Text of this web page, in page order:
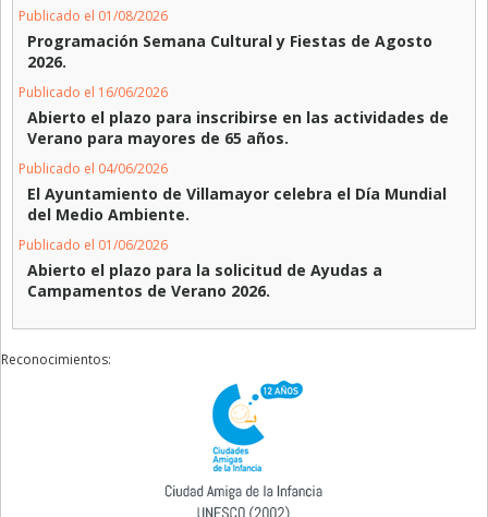
Publicado el 01/08/2026
Programación Semana Cultural y Fiestas de Agosto
2026.
Publicado el 16/06/2026
Abierto el plazo para inscribirse en las actividades de
Verano para mayores de 65 años.
Publicado el 04/06/2026
El Ayuntamiento de Villamayor celebra el Día Mundial
del Medio Ambiente.
Publicado el 01/06/2026
Abierto el plazo para la solicitud de Ayudas a
Campamentos de Verano 2026.
Reconocimientos: